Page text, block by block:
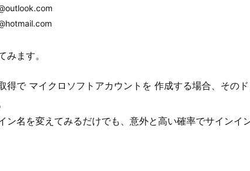
みます。
得で マイクロソフトアカウントを 作成する場合、その
ン名を変えてみるだけでも、意外と高い確率でサインイ